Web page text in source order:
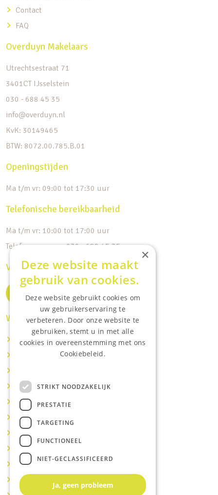
Contact
FAQ
Overduyn Makelaars
Utrechtsestraat 71
3401CT IJsselstein
030 - 688 45 35
info@overduyn.nl
KvK: 30149465
BTW: 8072.00.785.B.01
Openingstijden
Ma t/m vr: 09:00 tot 17:30 uur
Telefonische bereikbaarheid
Ma t/m vr: 10:00 tot 17:00 uur
Telefoonnummer: 030 - 688 45 35
Volg ons op de socials
Waar wij o.a actief zijn:
Makelaar IJsselstein
Makelaar Utrecht
Makelaar Houten
Makelaar Vianen
Makelaar Maarssen
Makelaar Lopik
Makelaar Montfoort
Makelaar Benschop
Makelaar Schoonhoven
×
Deze website maakt
gebruik van cookies.
Deze website gebruikt cookies om
uw gebruikerservaring te
verbeteren. Door onze website te
gebruiken, stemt u in met alle
cookies in overeenstemming met ons
Cookiebeleid.
STRIKT NOODZAKELIJK
PRESTATIE
TARGETING
FUNCTIONEEL
NIET-GECLASSIFICEERD
Ja, geen probleem